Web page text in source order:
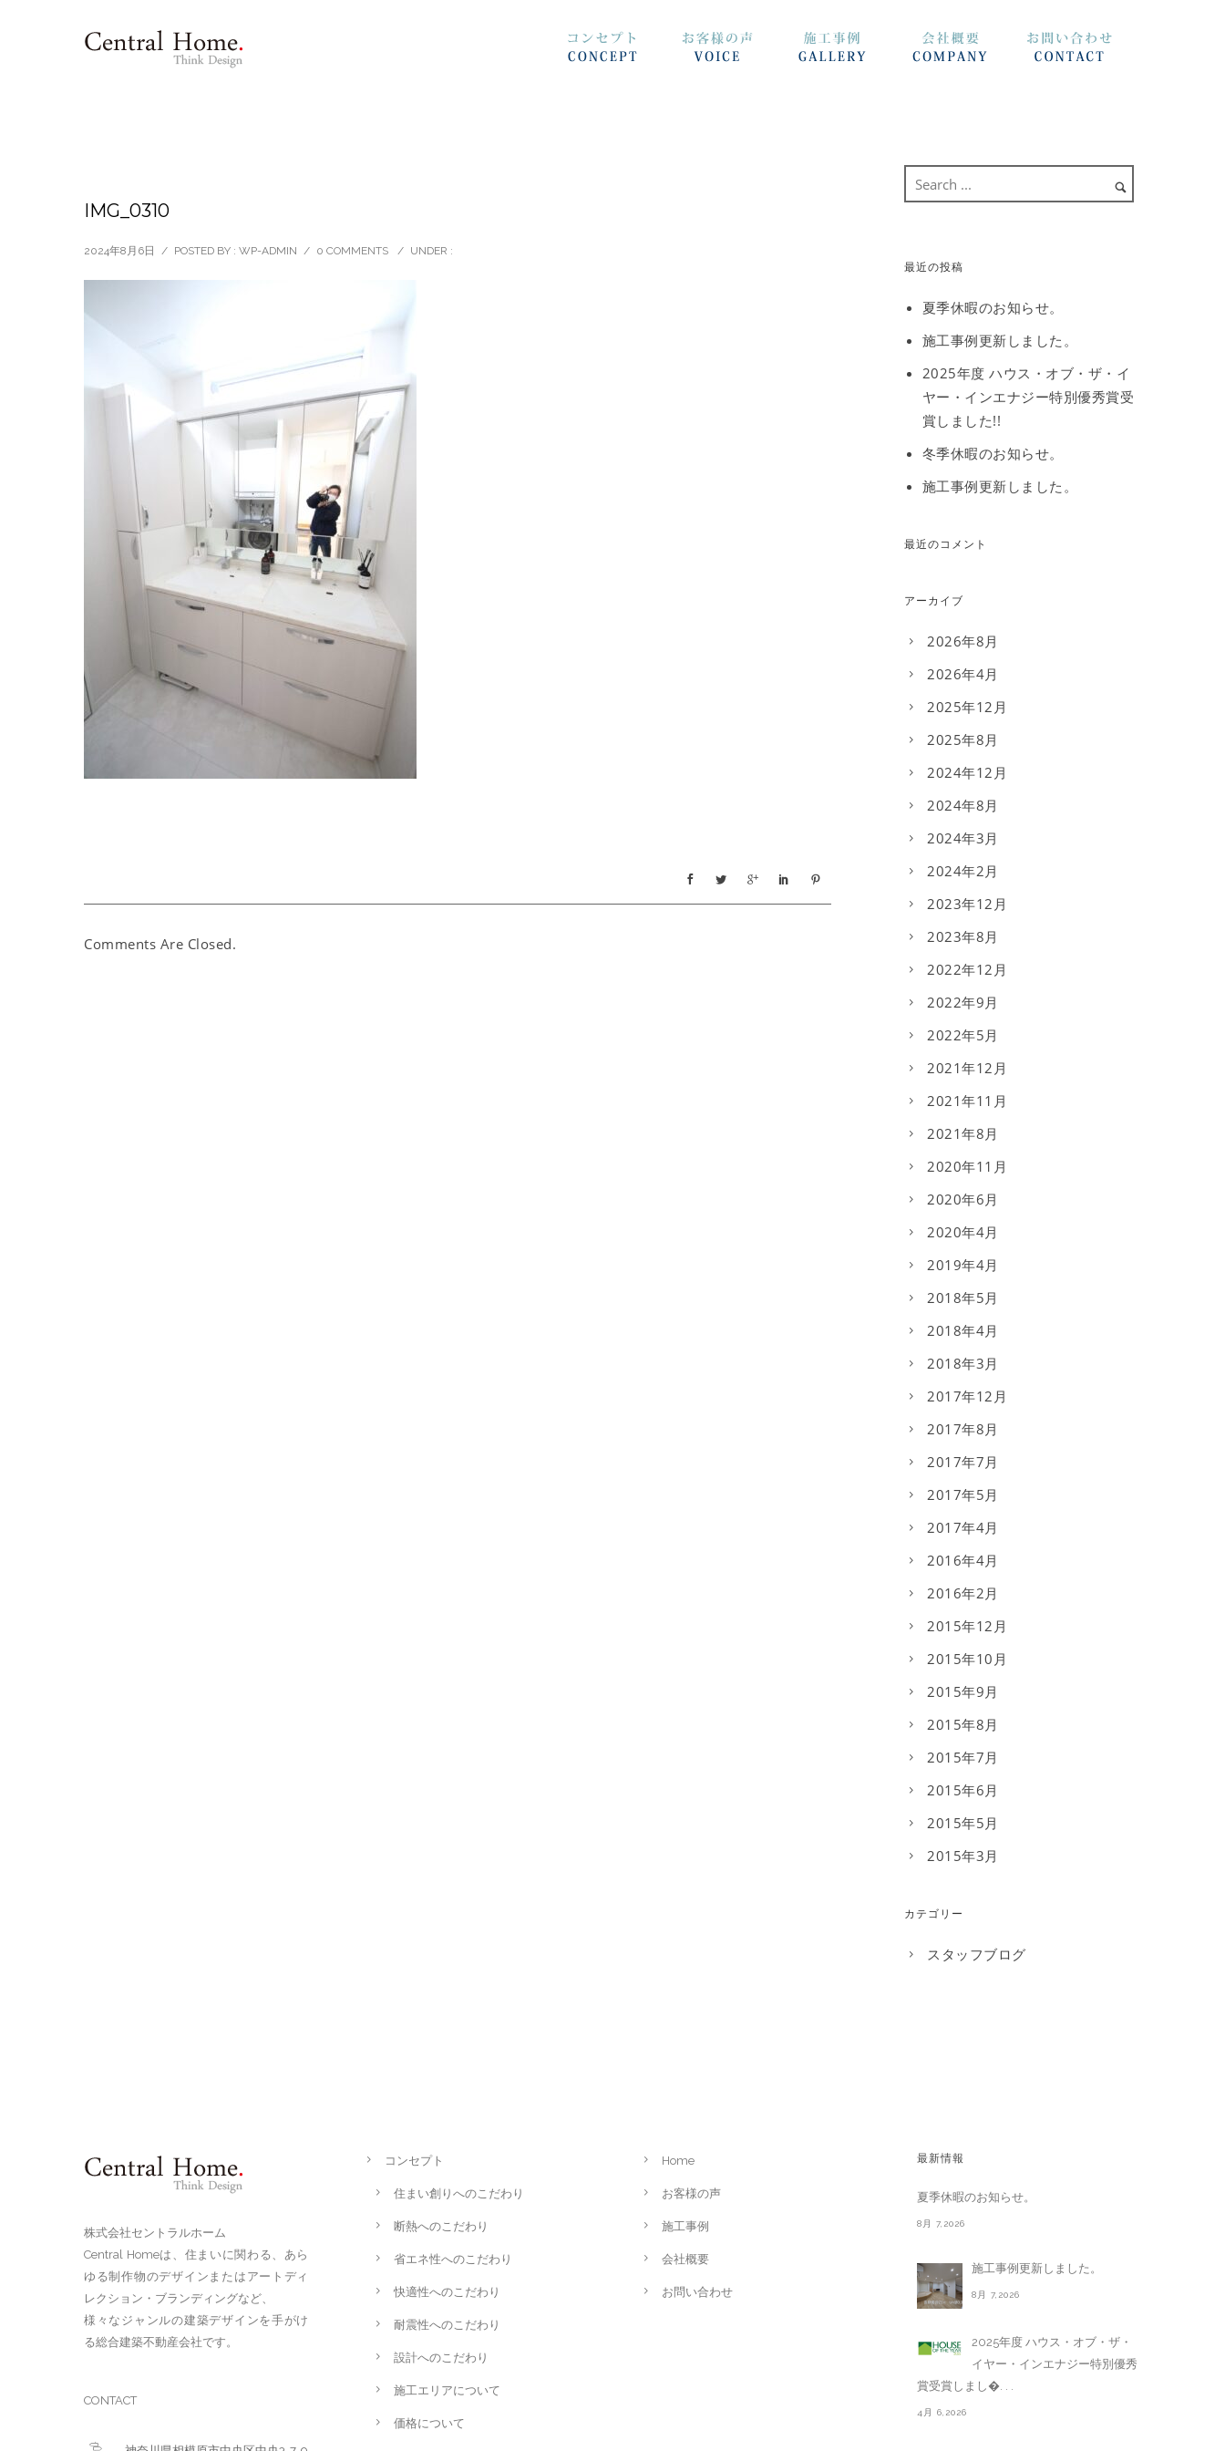
IMG_0310
2024年8月6日 / POSTED BY : WP-ADMIN / 0 COMMENTS / UNDER :
Comments Are Closed.
最近の投稿
夏季休暇のお知らせ。
施工事例更新しました。
2025年度 ハウス・オブ・ザ・イ
ヤー・インエナジー特別優秀賞受
賞しました!!
冬季休暇のお知らせ。
施工事例更新しました。
最近のコメント
アーカイブ
2026年8月
2026年4月
2025年12月
2025年8月
2024年12月
2024年8月
2024年3月
2024年2月
2023年12月
2023年8月
2022年12月
2022年9月
2022年5月
2021年12月
2021年11月
2021年8月
2020年11月
2020年6月
2020年4月
2019年4月
2018年5月
2018年4月
2018年3月
2017年12月
2017年8月
2017年7月
2017年5月
2017年4月
2016年4月
2016年2月
2015年12月
2015年10月
2015年9月
2015年8月
2015年7月
2015年6月
2015年5月
2015年3月
カテゴリー
スタッフブログ
株式会社セントラルホーム
Central Homeは、住まいに関わる、あら
ゆる制作物のデザインまたはアートディ
レクション・ブランディングなど、
様々なジャンルの建築デザインを手がけ
る総合建築不動産会社です。
CONTACT
コンセプト
住まい創りへのこだわり
断熱へのこだわり
省エネ性へのこだわり
快適性へのこだわり
耐震性へのこだわり
設計へのこだわり
施工エリアについて
価格について
Home
お客様の声
施工事例
会社概要
お問い合わせ
最新情報
夏季休暇のお知らせ。
8月 7,2026
施工事例更新しました。
8月 7,2026
2025年度 ハウス・オブ・ザ・
イヤー・インエナジー特別優秀
賞受賞しまし�. . .
4月 6,2026